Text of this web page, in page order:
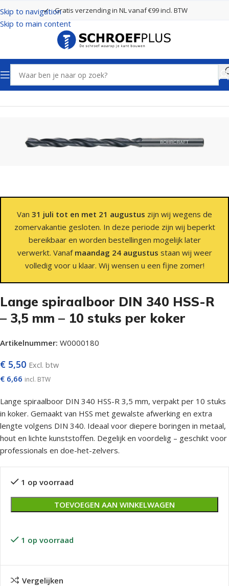
Skip to navigation
Skip to main content
Gratis verzending in NL vanaf €99 incl. BTW
Home Boren Spiraalboren
Van 31 juli tot en met 21 augustus zijn wij wegens de
zomervakantie gesloten. In deze periode zijn wij beperkt
bereikbaar en worden bestellingen mogelijk later
verwerkt. Vanaf maandag 24 augustus staan wij weer
volledig voor u klaar. Wij wensen u een fijne zomer!
Lange spiraalboor DIN 340 HSS-R
– 3,5 mm – 10 stuks per koker
Artikelnummer: W0000180
€ 5,50 Excl. btw
€ 6,66 incl. BTW
Lange spiraalboor DIN 340 HSS-R 3,5 mm, verpakt per 10 stuks
in koker. Gemaakt van HSS met gewalste afwerking en extra
lengte volgens DIN 340. Ideaal voor diepere boringen in metaal,
hout en lichte kunststoffen. Degelijk en voordelig – geschikt voor
professionals en doe-het-zelvers.
1 op voorraad
TOEVOEGEN AAN WINKELWAGEN
1 op voorraad
Vergelijken